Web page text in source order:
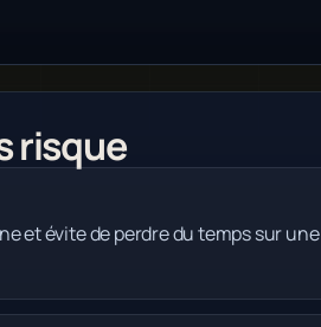
risque
et évite de perdre du temps sur une